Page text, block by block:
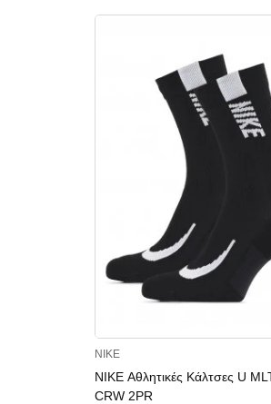
NIKE
NIKE Αθλητικές Κάλτσες U
CRW 2PR